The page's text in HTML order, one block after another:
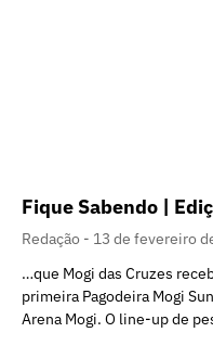
Fique Sabendo |
Redação
13 de fevereiro
…que Mogi das Cruzes
primeira Pagodeira Mogi
Arena Mogi. O line-up de